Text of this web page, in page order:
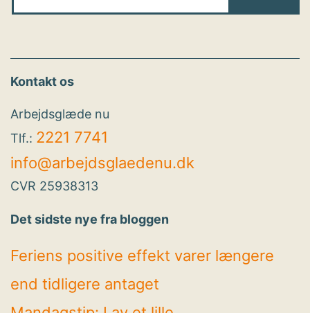
Kontakt os
Arbejdsglæde nu
Tlf.: 2221 7741
info@arbejdsglaedenu.dk
CVR 25938313
Det sidste nye fra bloggen
Feriens positive effekt varer længere
end tidligere antaget